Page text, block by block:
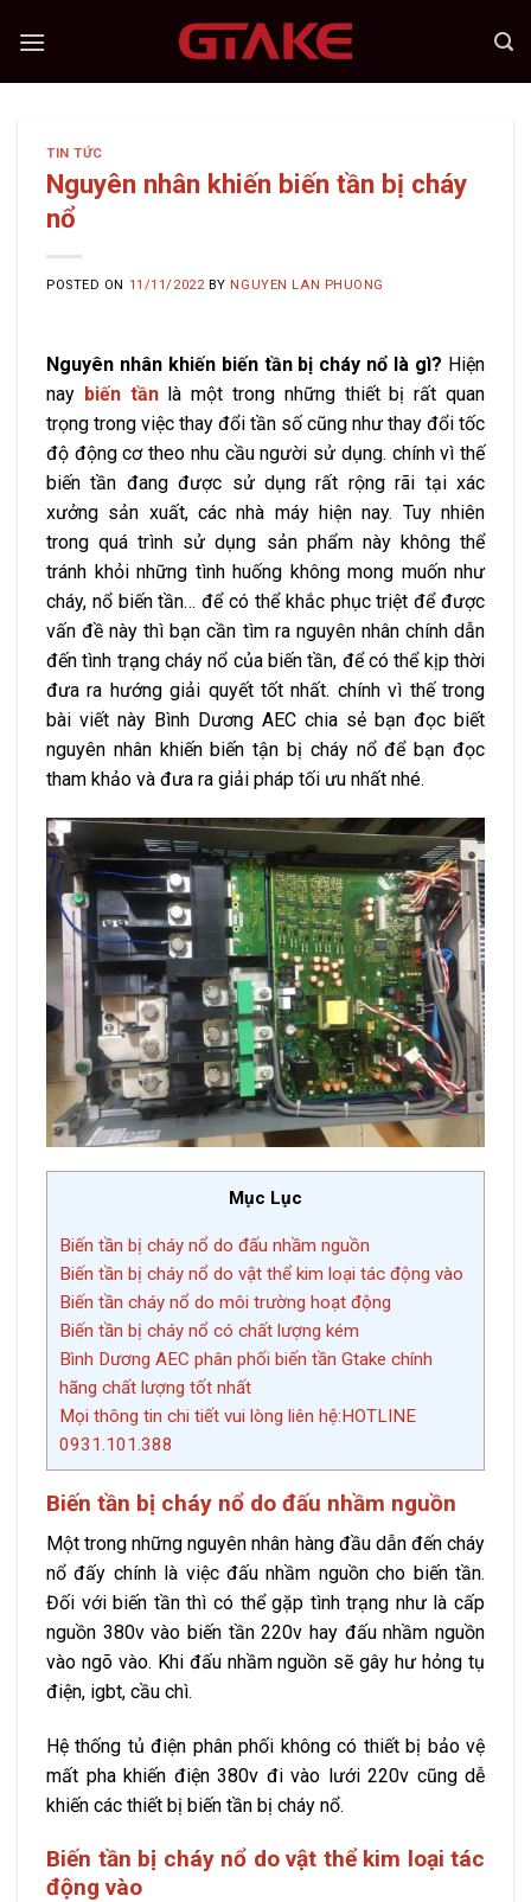
TIN TỨC
Nguyên nhân khiến biến tần bị cháy
nổ
POSTED ON 11/11/2022 BY NGUYEN LAN PHUONG
Nguyên nhân khiến biến tần bị cháy nổ là gì? Hiện
nay biến tầnlà một trong những thiết bị rất quan
trọng trong việc thay đổi tần số cũng như thay đổi tốc
độ động cơ theo nhu cầu người sử dụng. chính vì thế
biến tần đang được sử dụng rất rộng rãi tại xác
xưởng sản xuất, các nhà máy hiện nay. Tuy nhiên
trong quá trình sử dụng sản phẩm này không thể
tránh khỏi những tình huống không mong muốn như
cháy, nổ biến tần… để có thể khắc phục triệt để được
vấn đề này thì bạn cần tìm ra nguyên nhân chính dẫn
đến tình trạng cháy nổ của biến tần, để có thể kịp thời
đưa ra hướng giải quyết tốt nhất. chính vì thế trong
bài viết này Bình Dương AEC chia sẻ bạn đọc biết
nguyên nhân khiến biến tận bị cháy nổ để bạn đọc
tham khảo và đưa ra giải pháp tối ưu nhất nhé.
Mục Lục
Biến tần bị cháy nổ do đấu nhầm nguồn
Biến tần bị cháy nổ do vật thể kim loại tác động vào
Biến tần cháy nổ do môi trường hoạt động
Biến tần bị cháy nổ có chất lượng kém
Bình Dương AEC phân phối biến tần Gtake chính
hãng chất lượng tốt nhất
Mọi thông tin chi tiết vui lòng liên hệ:HOTLINE
0931.101.388
Biến tần bị cháy nổ do đấu nhầm nguồn
Một trong những nguyên nhân hàng đầu dẫn đến cháy
nổ đấy chính là việc đấu nhầm nguồn cho biến tần.
Đối với biến tần thì có thể gặp tình trạng như là cấp
nguồn 380v vào biến tần 220v hay đấu nhầm nguồn
vào ngõ vào. Khi đấu nhầm nguồn sẽ gây hư hỏng tụ
điện, igbt, cầu chì.
Hệ thống tủ điện phân phối không có thiết bị bảo vệ
mất pha khiến điện 380v đi vào lưới 220v cũng dễ
khiến các thiết bị biến tần bị cháy nổ.
Biến tần bị cháy nổ do vật thể kim loại tác
động vào